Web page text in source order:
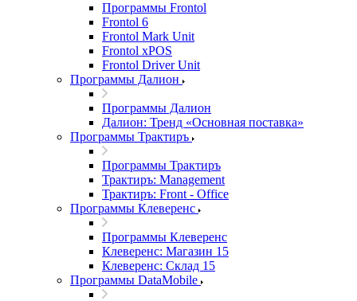
Программы Frontol
Frontol 6
Frontol Mark Unit
Frontol xPOS
Frontol Driver Unit
Программы Далион
Программы Далион
Далион: Тренд «Основная поставка»
Программы Трактиръ
Программы Трактиръ
Трактиръ: Management
Трактиръ: Front - Office
Программы Клеверенс
Программы Клеверенс
Клеверенс: Магазин 15
Клеверенс: Склад 15
Программы DataMobile